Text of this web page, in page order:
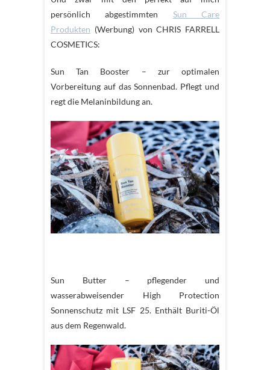
persönlich abgestimmten Sun Care
Produkten (Werbung) von CHRIS FARRELL
COSMETICS:
Sun Tan Booster – zur optimalen
Vorbereitung auf das Sonnenbad. Pflegt und
regt die Melaninbildung an.
Sun Butter – pflegender und
wasserabweisender High Protection
Sonnenschutz mit LSF 25. Enthält Buriti-Öl
aus dem Regenwald.